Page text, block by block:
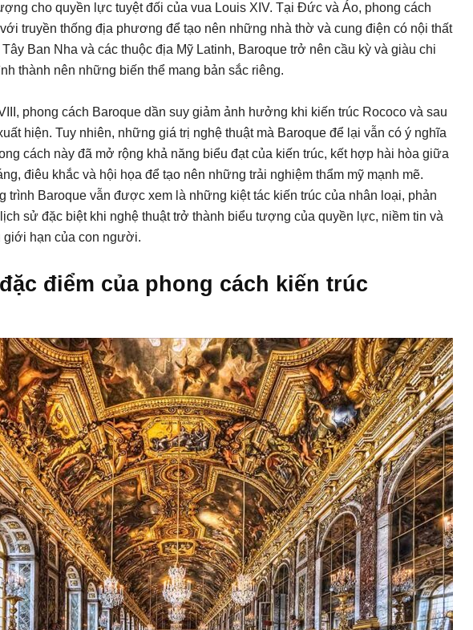
cho quyền lực tuyệt đối của vua Louis XIV. Tại Đức và Áo, phong cách
truyền thống địa phương để tạo nên những nhà thờ và cung điện có nội thất
Ban Nha và các thuộc địa Mỹ Latinh, Baroque trở nên cầu kỳ và giàu chi
thành nên những biến thể mang bản sắc riêng.
phong cách Baroque dần suy giảm ảnh hưởng khi kiến trúc Rococo và sau
hiện. Tuy nhiên, những giá trị nghệ thuật mà Baroque để lại vẫn có ý nghĩa
cách này đã mở rộng khả năng biểu đạt của kiến trúc, kết hợp hài hòa giữa
điêu khắc và hội họa để tạo nên những trải nghiệm thẩm mỹ mạnh mẽ.
trình Baroque vẫn được xem là những kiệt tác kiến trúc của nhân loại, phản
sử đặc biệt khi nghệ thuật trở thành biểu tượng của quyền lực, niềm tin và
giới hạn của con người.
điểm của phong cách kiến trúc